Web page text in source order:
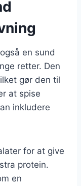
en sund
retter. Den
gør den til
at spise
inkludere
for at give
protein.
en